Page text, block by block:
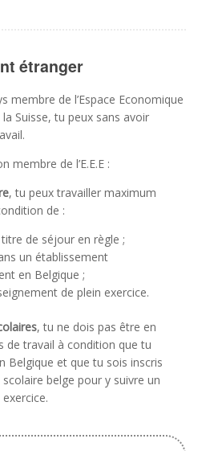
étranger
membre de l’Espace Economique
la Suisse, tu peux sans avoir
membre de l’E.E.E :
, tu peux travailler maximum
de :
de séjour en règle ;
un établissement
en Belgique ;
de plein exercice.
, tu ne dois pas être en
de travail à condition que tu
Belgique et que tu sois inscris
belge pour y suivre un